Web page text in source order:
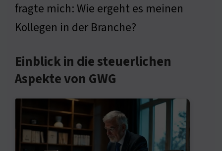
fragte mich: Wie ergeht es meinen
Kollegen in der Branche?
Einblick in die steuerlichen
Aspekte von GWG